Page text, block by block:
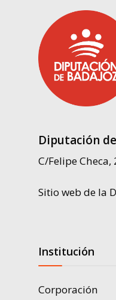
Diputación
C/Felipe Checa,
Sitio web de la
Institución
Corporación